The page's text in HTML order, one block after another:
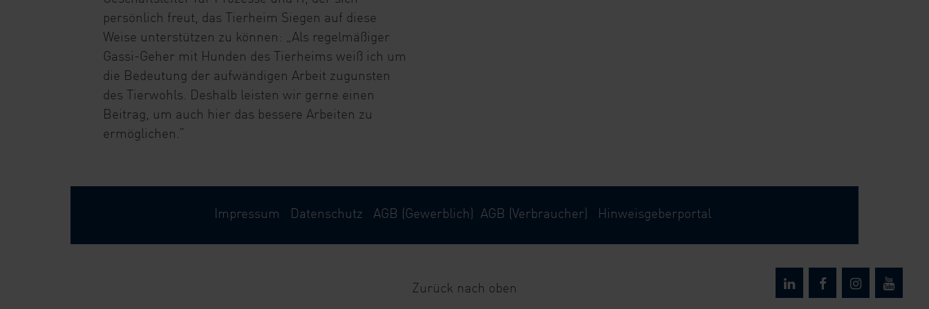
persönlich freut, das Tierheim Siegen auf diese
Weise unterstützen zu können: „Als regelmäßiger
Gassi-Geher mit Hunden des Tierheims weiß ich um
die Bedeutung der aufwändigen Arbeit zugunsten
des Tierwohls. Deshalb leisten wir gerne einen
Beitrag, um auch hier das bessere Arbeiten zu
ermöglichen.“
Impressum Datenschutz AGB (Gewerblich) AGB (Verbraucher) Hinweisgeberportal
Zurück nach oben